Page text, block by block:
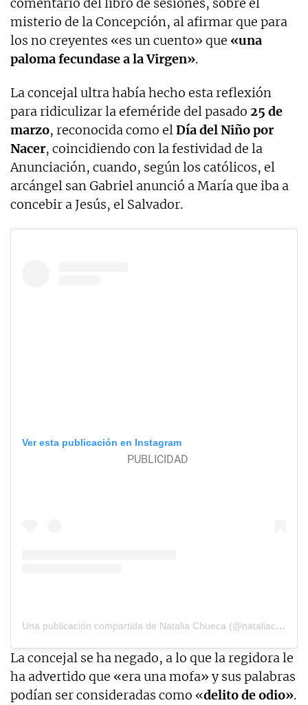
misterio de la Concepción, al afirmar que para
los no creyentes «es un cuento» que «una
paloma fecundase a la Virgen».
La concejal ultra había hecho esta reflexión
para ridiculizar la efeméride del pasado 25 de
marzo, reconocida como elDía del Niño por
Nacer, coincidiendo con la festividad de la
Anunciación, cuando, según los católicos, el
arcángel san Gabriel anunció a María que iba a
concebir a Jesús, el Salvador.
Ver esta publicación en Instagram
Una publicación compartida de Natalia Chueca (@nataliachueca_)
La concejal se ha negado, a lo que la regidora le
ha advertido que «era una mofa» y sus palabras
podían ser consideradas como «delito de odio».